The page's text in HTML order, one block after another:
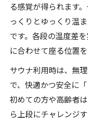
る感覚が得られます
っくりとゆっくり温
です。各段の温度差
に合わせて座る位置
サウナ利用時は、無
で、快適かつ安全に
初めての方や高齢者
ら上段にチャレンジ